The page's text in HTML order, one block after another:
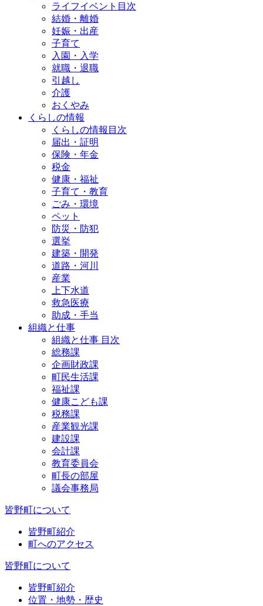
ライフイベント目次
結婚・離婚
妊娠・出産
子育て
入園・入学
就職・退職
引越し
介護
おくやみ
くらしの情報
くらしの情報目次
届出・証明
保険・年金
税金
健康・福祉
子育て・教育
ごみ・環境
ペット
防災・防犯
選挙
建築・開発
道路・河川
産業
上下水道
救急医療
助成・手当
組織と仕事
組織と仕事 目次
総務課
企画財政課
町民生活課
福祉課
健康こども課
税務課
産業観光課
建設課
会計課
教育委員会
町長の部屋
議会事務局
皆野町について
皆野町紹介
町へのアクセス
皆野町について
皆野町紹介
位置・地勢・歴史